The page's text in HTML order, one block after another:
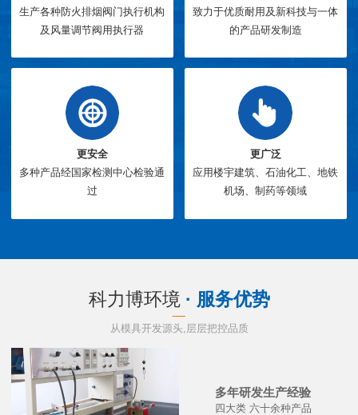
生产各种防火排烟阀门执行机构
及风量调节阀用执行器
致力于优质耐用及新科技与一体
的产品研发制造
更安全
多种产品经国家检测中心检验通
过
更广泛
应用楼宇建筑、石油化工、地铁
机场、制药等领域
科力博环境 · 服务优势
从模具开发源头,层层把控品质
多年研发生产经验
四大类 六十余种产品